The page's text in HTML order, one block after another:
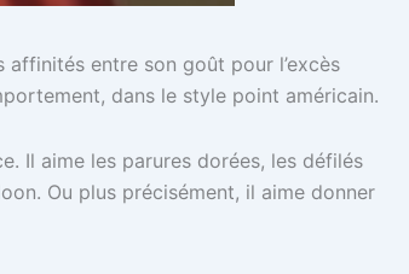
entre son goût pour l’excès
dans le style point américain.
Il aime les parures dorées, les défilés
Ou plus précisément, il aime donner